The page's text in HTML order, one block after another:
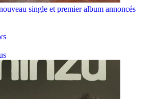
single et premier album annoncés